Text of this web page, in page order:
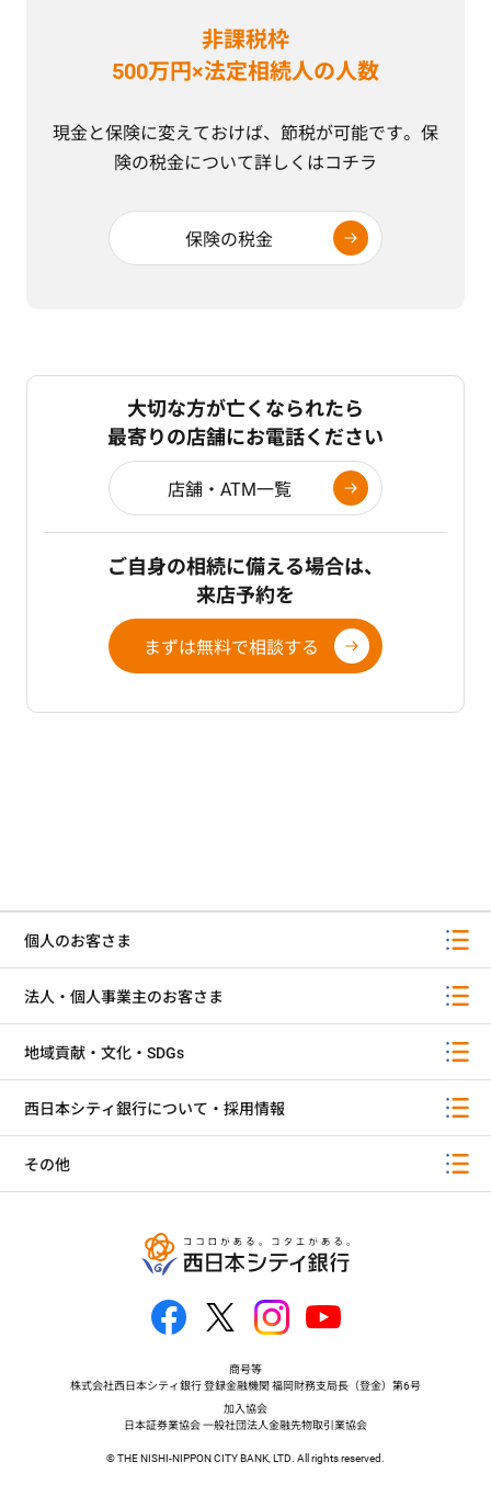
非課税枠
500万円×法定相続人の人数
現金と保険に変えておけば、節税が可能です。保
険の税金について詳しくはコチラ
保険の税金
大切な方が亡くなられたら
最寄りの店舗にお電話ください
店舗・ATM一覧
ご自身の相続に備える場合は、
来店予約を
まずは無料で相談する
個人のお客さま
法人・個人事業主のお客さま
地域貢献・文化・SDGs
西日本シティ銀行について・採用情報
その他
商号等
株式会社西日本シティ銀行 登録金融機関 福岡財務支局長（登金）第6号
加入協会
日本証券業協会 一般社団法人金融先物取引業協会
© THE NISHI-NIPPON CITY BANK, LTD. All rights reserved.